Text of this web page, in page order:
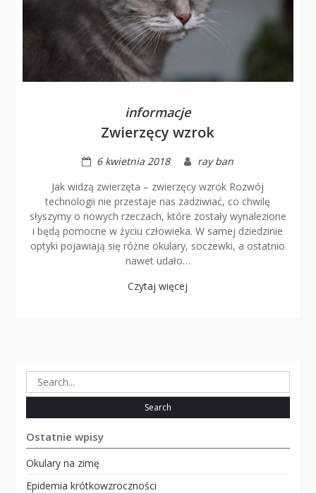
informacje
Zwierzęcy wzrok
6 kwietnia 2018
ray ban
Jak widzą zwierzęta – zwierzęcy wzrok Rozwój
technologii nie przestaje nas zadziwiać, co chwilę
słyszymy o nowych rzeczach, które zostały wynalezione
i będą pomocne w życiu człowieka. W samej dziedzinie
optyki pojawiają się różne okulary, soczewki, a ostatnio
nawet udało…
Czytaj więcej
Search
for:
Ostatnie wpisy
Okulary na zimę
Epidemia krótkowzroczności